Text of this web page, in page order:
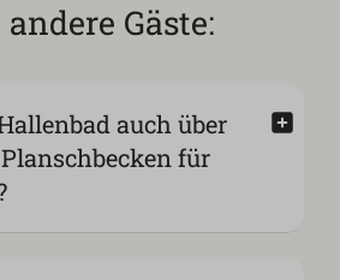
Gäste:
auch über
für